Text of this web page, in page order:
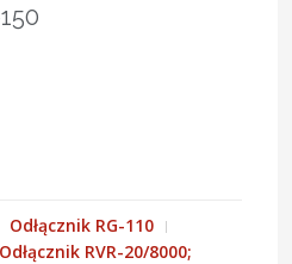
Odłącznik RG-110
Odłącznik RVR-20/8000;